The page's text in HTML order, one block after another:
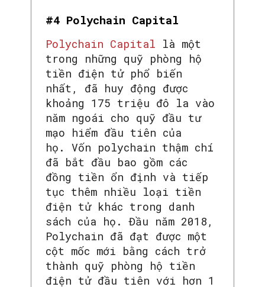
#4 Polychain Capital
Polychain Capital là một
trong những quỹ phòng hộ
tiền điện tử phổ biến
nhất, đã huy động được
khoảng 175 triệu đô la vào
năm ngoái cho quỹ đầu tư
mạo hiểm đầu tiên của
họ. Vốn polychain thậm chí
đã bắt đầu bao gồm các
đồng tiền ổn định và tiếp
tục thêm nhiều loại tiền
điện tử khác trong danh
sách của họ. Đầu năm 2018,
Polychain đã đạt được một
cột mốc mới bằng cách trở
thành quỹ phòng hộ tiền
điện tử đầu tiên với hơn 1